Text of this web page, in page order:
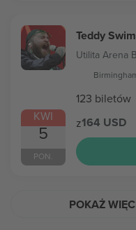
KWI
5
PON.
Teddy
Utilita Arena
123 biletów
z164 USD
POKAŻ